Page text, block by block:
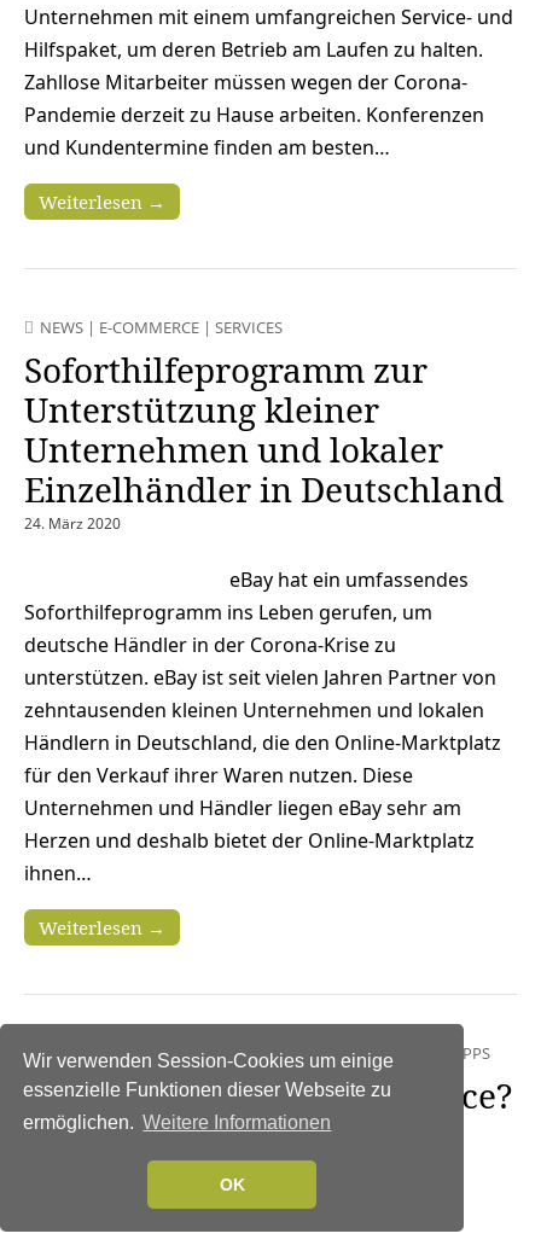
Wir verwenden Session-Cookies um einige
essenzielle Funktionen dieser Webseite zu
ermöglichen. Weitere Informationen
OK
Unternehmen mit einem umfangreichen Service- und
Hilfspaket, um deren Betrieb am Laufen zu halten.
Zahllose Mitarbeiter müssen wegen der Corona-
Pandemie derzeit zu Hause arbeiten. Konferenzen
und Kundentermine finden am besten…
Weiterlesen →
NEWS | E-COMMERCE | SERVICES
Soforthilfeprogramm zur
Unterstützung kleiner
Unternehmen und lokaler
Einzelhändler in Deutschland
24. März 2020
eBay hat ein umfassendes
Soforthilfeprogramm ins Leben gerufen, um
deutsche Händler in der Corona-Krise zu
unterstützen. eBay ist seit vielen Jahren Partner von
zehntausenden kleinen Unternehmen und lokalen
Händlern in Deutschland, die den Online-Marktplatz
für den Verkauf ihrer Waren nutzen. Diese
Unternehmen und Händler liegen eBay sehr am
Herzen und deshalb bietet der Online-Marktplatz
ihnen…
Weiterlesen →
NEWS|IT-SECURITY|SICHERHEIT MADE IN GERMANY TIPPS
Sicherheitslücke Home Office?
Herausforderung IT-
Sicherheit in Krisenzeiten